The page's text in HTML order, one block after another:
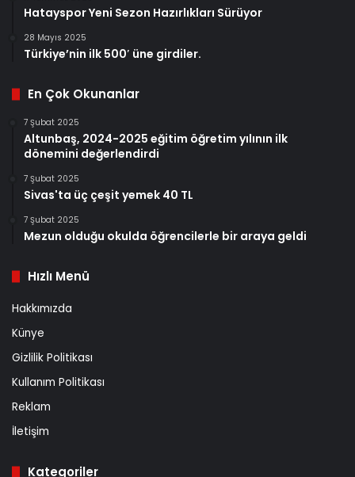
Hatayspor Yeni Sezon Hazırlıkları Sürüyor
28 Mayıs 2025
Türkiye’nin ilk 500′ üne girdiler.
En Çok Okunanlar
7 Şubat 2025
Altunbaş, 2024-2025 eğitim öğretim yılının ilk
dönemini değerlendirdi
7 Şubat 2025
Sivas'ta üç çeşit yemek 40 TL
7 Şubat 2025
Mezun olduğu okulda öğrencilerle bir araya geldi
Hızlı Menü
Hakkımızda
Künye
Gizlilik Politikası
Kullanım Politikası
Reklam
İletişim
Kategoriler